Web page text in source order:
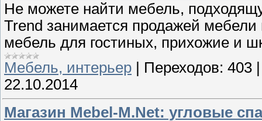
Не можете найти мебель,
Trend занимается продажей
мебель для гостиных, прихожие и
Мебель, интерьер
Переходов: 403
22.10.2014
Магазин Mebel-M.Net: угловые